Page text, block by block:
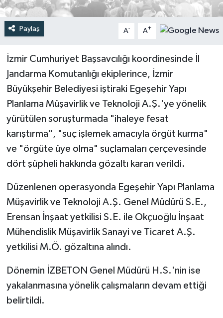
Paylaş A- A+
İzmir Cumhuriyet Başsavcılığı koordinesinde İl
Jandarma Komutanlığı ekiplerince, İzmir
Büyükşehir Belediyesi iştiraki Egeşehir Yapı
Planlama Müşavirlik ve Teknoloji A.Ş.'ye yönelik
yürütülen soruşturmada "ihaleye fesat
karıştırma", "suç işlemek amacıyla örgüt kurma"
ve "örgüte üye olma" suçlamaları çerçevesinde
dört şüpheli hakkında gözaltı kararı verildi.
Düzenlenen operasyonda Egeşehir Yapı Planlama
Müşavirlik ve Teknoloji A.Ş. Genel Müdürü S.E.,
Erensan İnşaat yetkilisi S.E. ile Okçuoğlu İnşaat
Mühendislik Müşavirlik Sanayi ve Ticaret A.Ş.
yetkilisi M.Ö. gözaltına alındı.
Dönemin İZBETON Genel Müdürü H.S.'nin ise
yakalanmasına yönelik çalışmaların devam ettiği
belirtildi.